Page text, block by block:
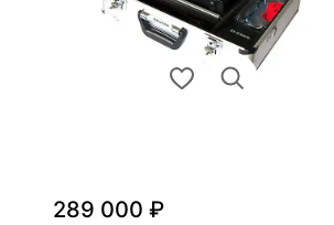
289 000 ₽